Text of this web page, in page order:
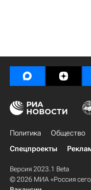
Политика Общество
Спецпроекты
Версия 2023.1 Beta
© 2026 МИА «Россия